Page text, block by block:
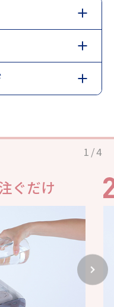
期配送でお届け
階の温度設定
るさ感知で節電
1 /4
ぐだけ